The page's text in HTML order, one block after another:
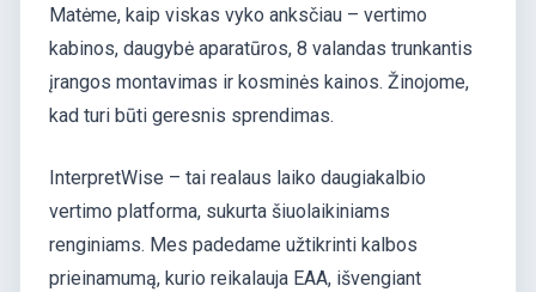
Matėme, kaip viskas vyko anksčiau – vertimo
kabinos, daugybė aparatūros, 8 valandas trunkantis
įrangos montavimas ir kosminės kainos. Žinojome,
kad turi būti geresnis sprendimas.
InterpretWise – tai realaus laiko daugiakalbio
vertimo platforma, sukurta šiuolaikiniams
renginiams. Mes padedame užtikrinti kalbos
prieinamumą, kurio reikalauja EAA, išvengiant